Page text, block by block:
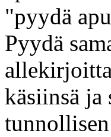
"pyydä
Pyydä
käsiinsä ja